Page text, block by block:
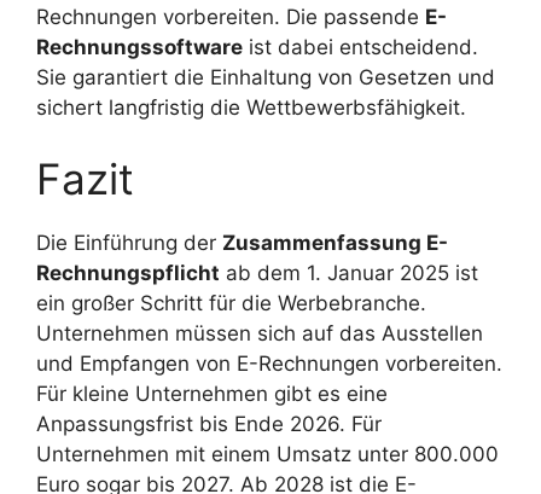
Rechnungen vorbereiten. Die passende E-
Rechnungssoftware ist dabei entscheidend.
Sie garantiert die Einhaltung von Gesetzen und
sichert langfristig die Wettbewerbsfähigkeit.
Fazit
Die Einführung der Zusammenfassung E-
Rechnungspflicht ab dem 1. Januar 2025 ist
ein großer Schritt für die Werbebranche.
Unternehmen müssen sich auf das Ausstellen
und Empfangen von E-Rechnungen vorbereiten.
Für kleine Unternehmen gibt es eine
Anpassungsfrist bis Ende 2026. Für
Unternehmen mit einem Umsatz unter 800.000
Euro sogar bis 2027. Ab 2028 ist die E-